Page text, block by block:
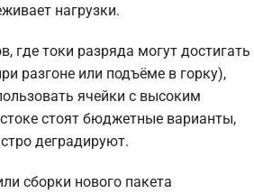
нагрузки.
где токи разряда могут достигать
разгоне или подъёме в горку),
ячейки с высоким
стоят бюджетные варианты,
деградируют.
сборки нового пакета